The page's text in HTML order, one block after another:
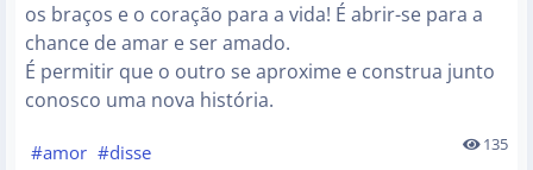
os braços e o coração para a vida! É abrir-se para a
chance de amar e ser amado.
É permitir que o outro se aproxime e construa junto
conosco uma nova história.
#amor #disse 135